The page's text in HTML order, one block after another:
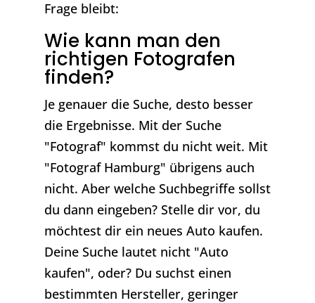
Frage bleibt:
Wie kann man den
richtigen Fotografen
finden?
Je genauer die Suche, desto besser
die Ergebnisse. Mit der Suche
"Fotograf" kommst du nicht weit. Mit
"Fotograf Hamburg" übrigens auch
nicht. Aber welche Suchbegriffe sollst
du dann eingeben? Stelle dir vor, du
möchtest dir ein neues Auto kaufen.
Deine Suche lautet nicht "Auto
kaufen", oder? Du suchst einen
bestimmten Hersteller, geringer